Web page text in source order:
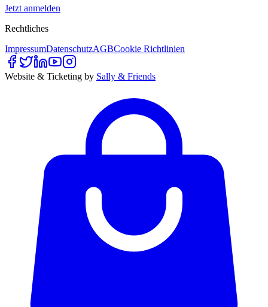
Jetzt anmelden
Rechtliches
ImpressumDatenschutzAGBCookie Richtlinien
Website & Ticketing by Sally & Friends